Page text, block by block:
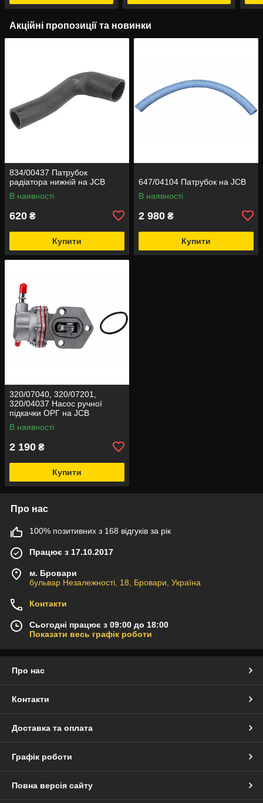
Акційні пропозиції та новинки
834/00437 Патрубок
радіатора нижній на JCB
В наявності
620 ₴
Купити
647/04104 Патрубок на JCB
В наявності
2 980 ₴
Купити
320/07040, 320/07201,
320/04037 Насос ручної
підкачки ОРГ на JCB
В наявності
2 190 ₴
Купити
Про нас
100% позитивних з 168 відгуків за рік
Працює з 17.10.2017
м. Бровари
бульвар Незалежності, 18, Бровари, Україна
Контакти
Сьогодні працює з 09:00 до 18:00
Показати весь графік роботи
Про нас
Контакти
Доставка та оплата
Графік роботи
Повна версія сайту